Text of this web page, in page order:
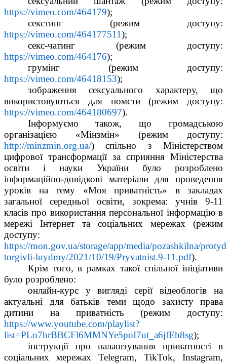
https://vimeo.com/464179);
https://vimeo.com/464177511);
https://vimeo.com/464176);
https://vimeo.com/46418153);
зображення сексуального характеру, що
https://vimeo.com/464180697).
Інформуємо також, що громадською
http://minzmin.org.ua/) спільно з Міністерством
цифрової трансформації за сприяння Міністерства
освіти і науки України було розроблено
інформаційно-довідкові матеріали для проведення
уроків на тему «Моя приватність» в закладах
загальної середньої освіти, зокрема: учнів 9-11
класів про використання персональної інформацію в
мережі Інтернет та соціальних мережах (режим
https://mon.gov.ua/storage/app/media/pozashkilna/
torgivli-luydmy/2021/10/19/Pryvatnist.9-11.pdf).
Крім того, в рамках такої спільної ініціативи
було розроблено:
онлайн-курс у вигляді серії відеоблогів на
актуальні для батьків теми щодо захисту права
https://www.youtube.com/playlist?
list=PLo7hrBBCFl6MMNYe5poI7ut_a6jfEh8sg);
інструкції про налаштування приватності в
соціальних мережах Telegram, TikTok, Instagram,